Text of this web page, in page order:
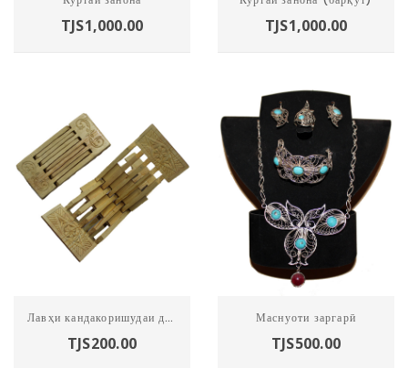
TJS1,000.00 TJS1,000.00
Харидан
Лавҳи кандакоришудаи дуқабата
TJS200.00
Харидан
Маснуоти заргарӣ
TJS500.00